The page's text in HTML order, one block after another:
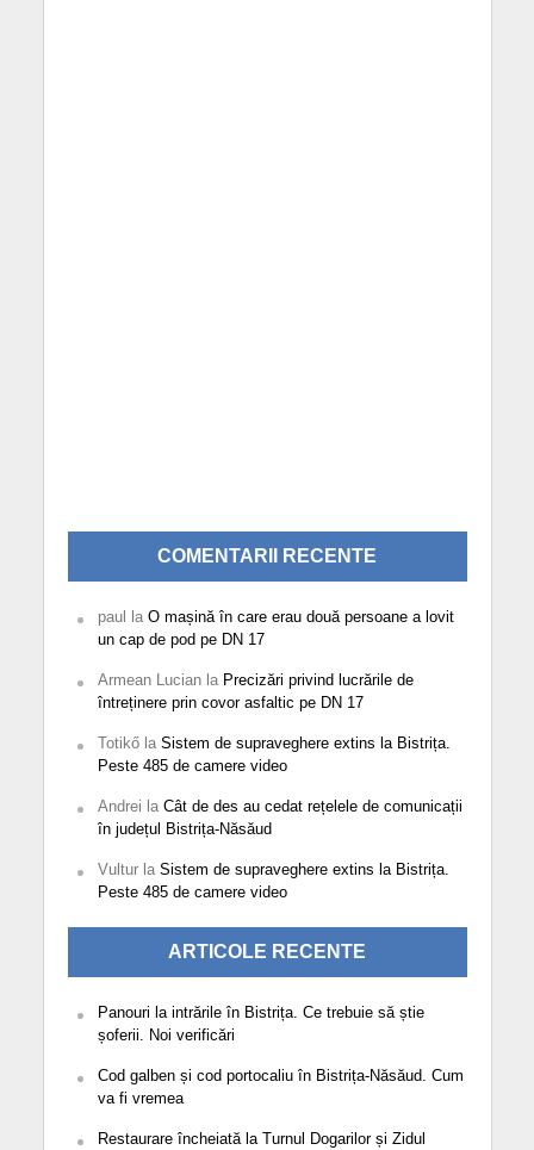
COMENTARII RECENTE
paul la O mașină în care erau două persoane a lovit
un cap de pod pe DN 17
Armean Lucianla Precizări privind lucrările de
întreținere prin covor asfaltic pe DN 17
Totikőla Sistem de supraveghere extins la Bistrița.
Peste 485 de camere video
Andrei la Cât de des au cedat rețelele de comunicații
în județul Bistrița-Năsăud
Vulturla Sistem de supraveghere extins la Bistrița.
Peste 485 de camere video
ARTICOLE RECENTE
Panouri la intrările în Bistrița. Ce trebuie să știe
șoferii. Noi verificări
Cod galben și cod portocaliu în Bistrița-Năsăud. Cum
va fi vremea
Restaurare încheiată la Turnul Dogarilor și Zidul